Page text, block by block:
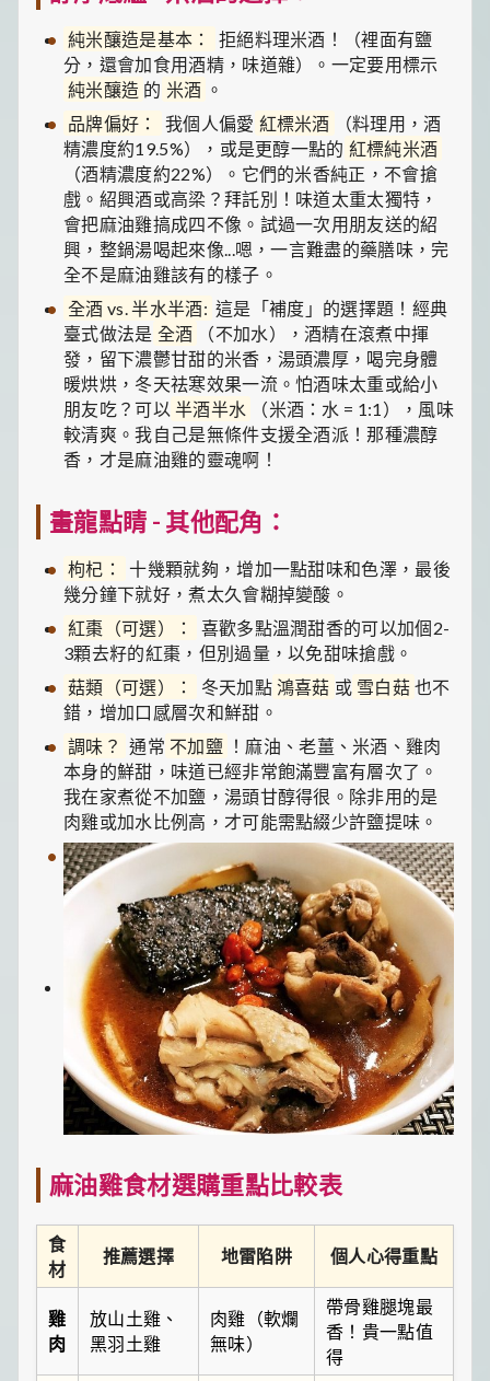
純米釀造是基本：
拒絕料理米酒！（裡面有鹽
分，還會加食用酒精，味道雜）。一定要用標示
純米釀造 的 米酒 。
品牌偏好：
我個人偏愛 紅標米酒
（料理用，酒
精濃度約19.5%），或是更醇一點的 紅標純米酒
（酒精濃度約22%）。它們的米香純正，不會搶
戲。紹興酒或高梁？拜託別！味道太重太獨特，
會把麻油雞搞成四不像。試過一次用朋友送的紹
興，整鍋湯喝起來像...嗯，一言難盡的藥膳味，完
全不是麻油雞該有的樣子。
全酒 vs. 半水半酒: 這是「補度」的選擇題！經典
臺式做法是 全酒
（不加水），酒精在滾煮中揮
發，留下濃鬱甘甜的米香，湯頭濃厚，喝完身體
暖烘烘，冬天祛寒效果一流。怕酒味太重或給小
朋友吃？可以 半酒半水
（米酒：水 = 1:1），風味
較清爽。我自己是無條件支援全酒派！那種濃醇
香，才是麻油雞的靈魂啊！
畫龍點睛 - 其他配角：
枸杞：
十幾顆就夠，增加一點甜味和色澤，最後
幾分鐘下就好，煮太久會糊掉變酸。
紅棗（可選）：
喜歡多點溫潤甜香的可以加個2-
3顆去籽的紅棗，但別過量，以免甜味搶戲。
菇類（可選）：
冬天加點 鴻喜菇 或 雪白菇 也不
錯，增加口感層次和鮮甜。
調味？ 通常 不加鹽 ！麻油、老薑、米酒、雞肉
本身的鮮甜，味道已經非常飽滿豐富有層次了。
我在家煮從不加鹽，湯頭甘醇得很。除非用的是
肉雞或加水比例高，才可能需點綴少許鹽提味。
麻油雞食材選購重點比較表
食
材
推薦選擇 地雷陷阱 個人心得重點
雞
肉
放山土雞、
黑羽土雞
肉雞（軟爛
無味）
帶骨雞腿塊最
香！貴一點值
得